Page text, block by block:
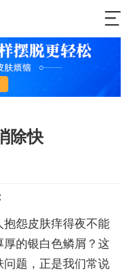
除快
怨皮肤痒得夜不能
的银白色鳞屑？这
题，正是我们常说